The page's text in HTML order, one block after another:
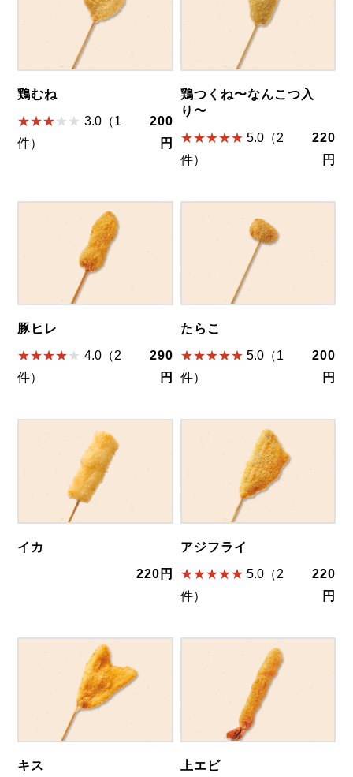
鶏むね
3.0（1
件）
200
円
鶏つくね〜なんこつ入
り〜
5.0（2
件）
220
円
豚ヒレ
4.0（2
件）
290
円
たらこ
5.0（1
件）
200
円
イカ
220円
アジフライ
5.0（2
件）
220
円
キス 上エビ